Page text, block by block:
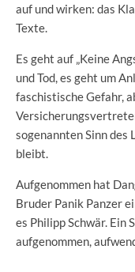
auf und wirken: das
Texte.
Es geht auf „Keine
und Tod, es geht um
faschistische Gefahr,
sogenannten Sinn des
bleibt.
Aufgenommen hat
Bruder Panik Panzer
es Philipp Schwär.
aufgenommen,